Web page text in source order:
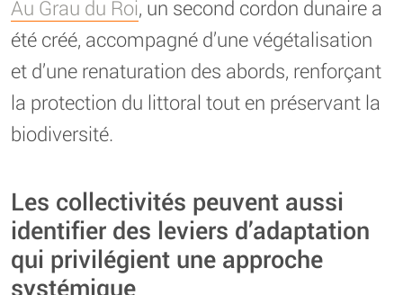
Au Grau du Roi, un second cordon dunaire a
été créé, accompagné d’une végétalisation
et d’une renaturation des abords, renforçant
la protection du littoral tout en préservant la
biodiversité.
Les collectivités peuvent aussi
identifier des leviers d’adaptation
qui privilégient une approche
systémique